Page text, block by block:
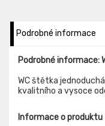
Podrobné informace
Podrobné informace:
WC štětka
kvalitního a vysoce
Informace o produktu